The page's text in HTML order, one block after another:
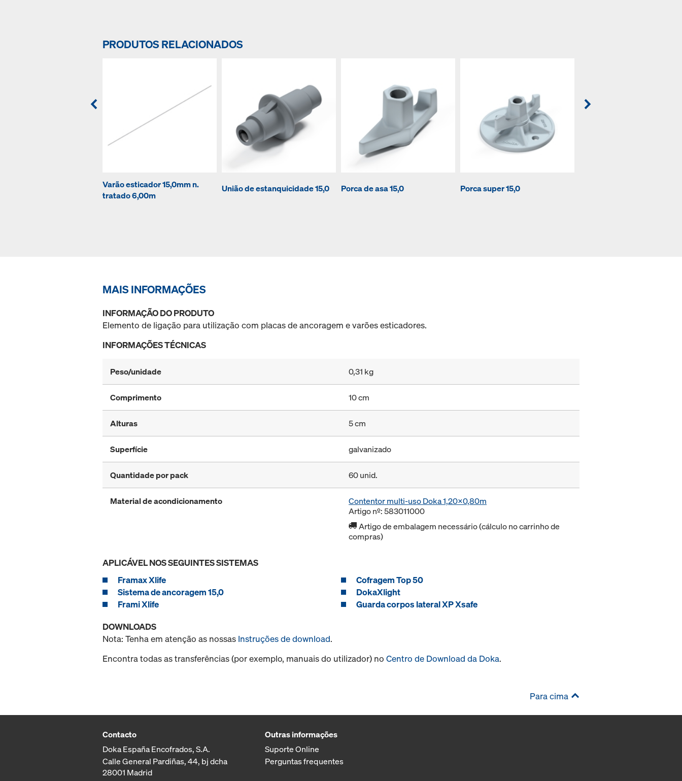
PRODUTOS RELACIONADOS
Varão esticador 15,0mm n.
tratado 6,00m
União de estanquicidade 15,0 Porca de asa 15,0 Porca super 15,0
MAIS INFORMAÇÕES
INFORMAÇÃO DO PRODUTO
Elemento de ligação para utilização com placas de ancoragem e varões esticadores.
INFORMAÇÕES TÉCNICAS
Peso/unidade 0,31 kg
Comprimento 10 cm
Alturas 5 cm
Superfície galvanizado
Quantidade por pack 60 unid.
Material de acondicionamento
Contentor multi-uso Doka 1,20x0,80m
Artigo nº: 583011000
Artigo de embalagem necessário (cálculo no carrinho de
compras)
APLICÁVEL NOS SEGUINTES SISTEMAS
Framax Xlife
Cofragem Top 50
Sistema de ancoragem 15,0
DokaXlight
Frami Xlife
Guarda corpos lateral XP Xsafe
DOWNLOADS
Nota: Tenha em atenção as nossas Instruções de download.
Encontra todas as transferências (por exemplo, manuais do utilizador) no Centro de Download da Doka.
Para cima
Contacto
Doka España Encofrados, S.A.
Calle General Pardiñas, 44, bj dcha
28001 Madrid
Outras informações
Suporte Online
Perguntas frequentes